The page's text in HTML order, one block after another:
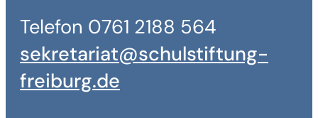
Telefon 0761 2188 564
sekretariat@schulstiftung-
freiburg.de